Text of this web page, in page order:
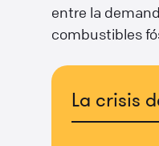
entre la
combustibles
La crisis